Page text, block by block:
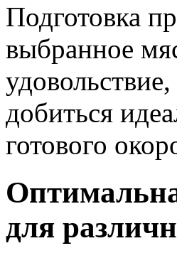
Подготовка
выбранное
добиться
готового
для